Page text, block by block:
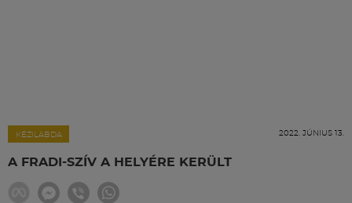
KÉZILABDA 2022. JÚNIUS 13.
A FRADI-SZÍV A HELYÉRE KERÜLT
Labdarúgás